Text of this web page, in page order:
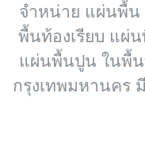
จำหน่าย แผ่นพื้น
พื้นท้องเรียบ แผ่
แผ่นพื้นปูน ในพื้
กรุงเทพมหานคร